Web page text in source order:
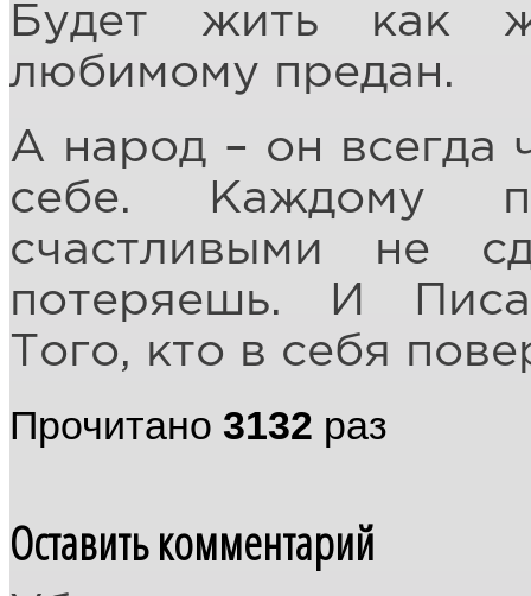
Будет жить как
любимому предан.
А народ – он всегда
себе. Каждому
счастливыми не
потеряешь. И
Того, кто в себя
Прочитано 3132 раз
Оставить комментарий